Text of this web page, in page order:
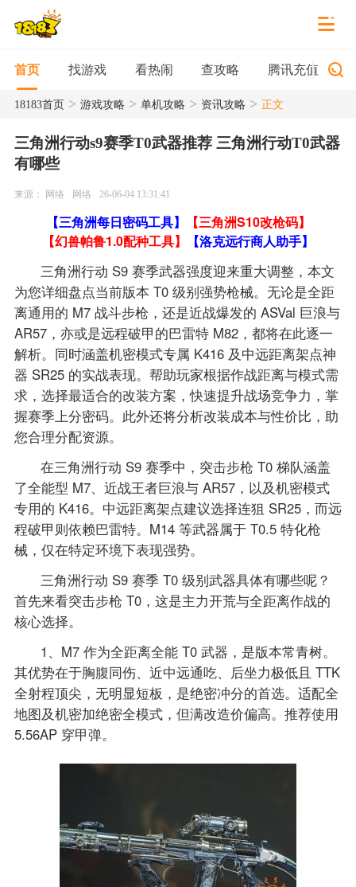
首页 找游戏 看热闹 查攻略 腾讯充值
18183首页> 游戏攻略 > 单机攻略 > 资讯攻略 > 正文
三角洲行动s9赛季T0武器推荐 三角洲行动T0武器
有哪些
来源： 网络 网络 26-06-04 13:31:41
【三角洲每日密码工具】
【三角洲S10改枪码】
【幻兽帕鲁1.0配种工具】
【洛克远行商人助手】
三角洲行动 S9 赛季武器强度迎来重大调整，本文
为您详细盘点当前版本 T0 级别强势枪械。无论是全距
离通用的 M7 战斗步枪，还是近战爆发的 ASVal 巨浪与
AR57，亦或是远程破甲的巴雷特 M82，都将在此逐一
解析。同时涵盖机密模式专属 K416 及中远距离架点神
器 SR25 的实战表现。帮助玩家根据作战距离与模式需
求，选择最适合的改装方案，快速提升战场竞争力，掌
握赛季上分密码。此外还将分析改装成本与性价比，助
您合理分配资源。
在三角洲行动 S9 赛季中，突击步枪 T0 梯队涵盖
了全能型 M7、近战王者巨浪与 AR57，以及机密模式
专用的 K416。中远距离架点建议选择连狙 SR25，而远
程破甲则依赖巴雷特。M14 等武器属于 T0.5 特化枪
械，仅在特定环境下表现强势。
三角洲行动 S9 赛季 T0 级别武器具体有哪些呢？
首先来看突击步枪 T0，这是主力开荒与全距离作战的
核心选择。
1、M7 作为全距离全能 T0 武器，是版本常青树。
其优势在于胸腹同伤、近中远通吃、后坐力极低且 TTK
全射程顶尖，无明显短板，是绝密冲分的首选。适配全
地图及机密加绝密全模式，但满改造价偏高。推荐使用
5.56AP 穿甲弹。